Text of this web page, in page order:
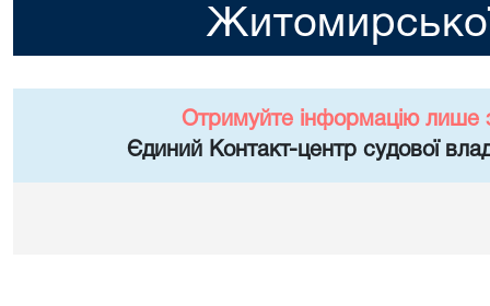
Отримуйте інформацію лише
Єдиний Контакт-центр судової